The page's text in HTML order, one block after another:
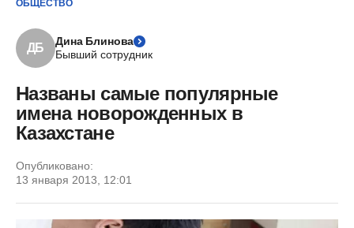
ОБЩЕСТВО
ДБ
Дина Блинова
Бывший сотрудник
Названы самые популярные
имена новорожденных в
Казахстане
Опубликовано:
13 января 2013, 12:01